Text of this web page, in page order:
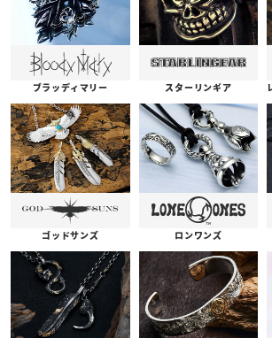
ブラッディマリー スターリンギア
ゴッドサンズ ロンワンズ